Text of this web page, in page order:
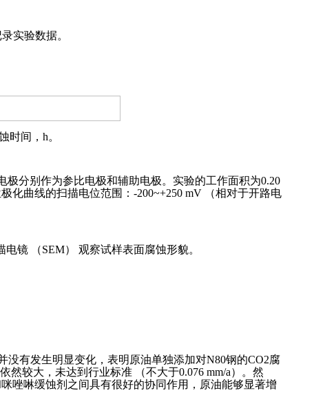
实验数据。
时间，h。
极分别作为参比电极和辅助电极。实验的工作面积为0.20
化曲线的扫描电位范围：-200~+250 mV （相对于开路电
镜 （SEM） 观察试样表面腐蚀形貌。
没有发生明显变化，表明原油单独添加对N80钢的CO2腐
然较大，未达到行业标准 （不大于0.076 mm/a）。然
唑啉缓蚀剂之间具有很好的协同作用，原油能够显著增